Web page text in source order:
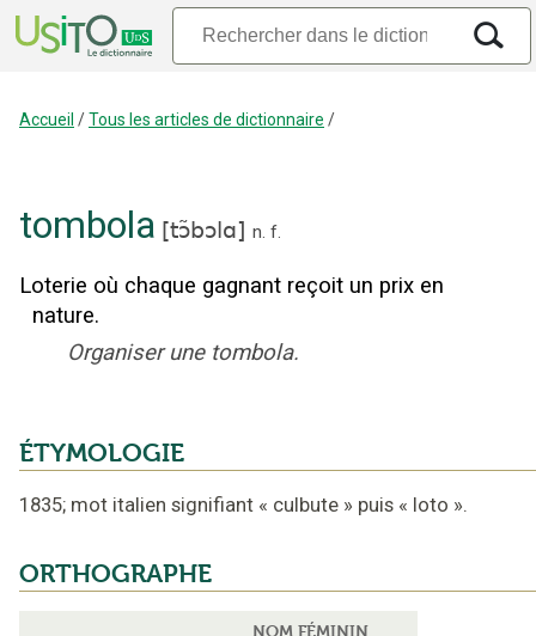
Accueil /Tous les articles de dictionnaire /
tombola [tɔ̃bɔlɑ] n. f.
Loterie où chaque gagnant reçoit un prix en
nature.
Organiser une tombola.
ÉTYMOLOGIE
1835; mot italien signifiant « culbute » puis « loto ».
ORTHOGRAPHE
NOM FÉMININ